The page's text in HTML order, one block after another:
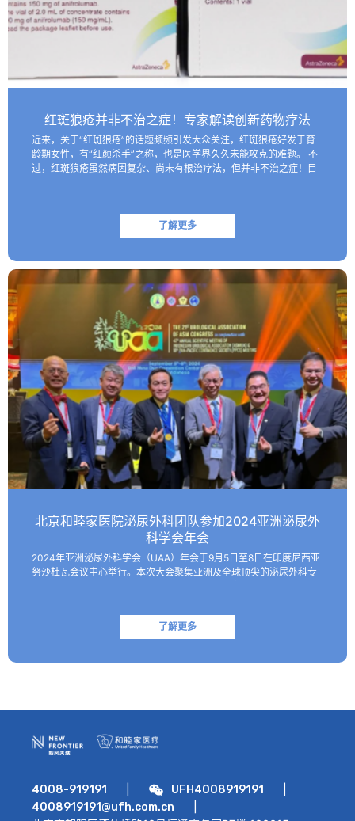
红斑狼疮并非不治之症！专家解读创新药物疗法
近来，关于“红斑狼疮”的话题频频引发大众关注，红斑狼疮好发于育
龄期女性，有“红颜杀手”之称，也是医学界久久未能攻克的难题。 不
过，红斑狼疮虽然病因复杂、尚未有根治疗法，但并非不治之症！目
了解更多
北京和睦家医院泌尿外科团队参加2024亚洲泌尿外
科学会年会
2024年亚洲泌尿外科学会（UAA）年会于9月5日至8日在印度尼西亚
努沙杜瓦会议中心举行。本次大会聚集亚洲及全球顶尖的泌尿外科专
了解更多
4008-919191 UFH4008919191
4008919191@ufh.com.cn